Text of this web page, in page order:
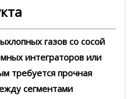
газов со сосой
интеграторов или
требуется прочная
сегментами